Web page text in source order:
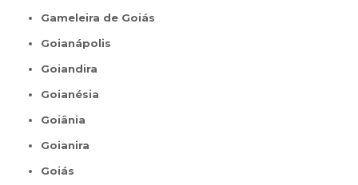
Gameleira de Goiás
Goianápolis
Goiandira
Goianésia
Goiânia
Goianira
Goiás